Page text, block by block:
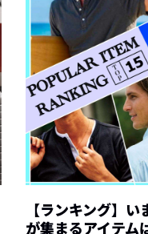
【ランキング】
が集まるアイテム